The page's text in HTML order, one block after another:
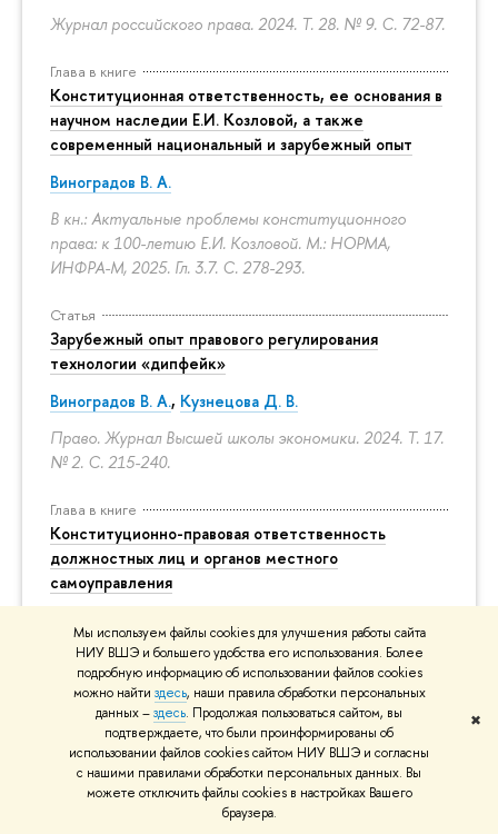
Мы используем файлы cookies для улучшения работы сайта
НИУ ВШЭ и большего удобства его использования. Более
подробную информацию об использовании файлов cookies
можно найти здесь, наши правила обработки персональных
данных –здесь. Продолжая пользоваться сайтом, вы
подтверждаете, что были проинформированы об
использовании файлов cookies сайтом НИУ ВШЭ и согласны
с нашими правилами обработки персональных данных. Вы
можете отключить файлы cookies в настройках Вашего
браузера.
✖
Журнал российского права. 2024. Т. 28. № 9. С. 72-87.
Глава в книге
Конституционная ответственность, ее основания в
научном наследии Е.И. Козловой, а также
современный национальный и зарубежный опыт
Виноградов В. А.
В кн.: Актуальные проблемы конституционного
права: к 100-летию Е.И. Козловой. М.: НОРМА,
ИНФРА-М, 2025. Гл. 3.7. С. 278-293.
Статья
Зарубежный опыт правового регулирования
технологии «дипфейк»
Виноградов В. А., Кузнецова Д. В.
Право. Журнал Высшей школы экономики. 2024. Т. 17.
№ 2. С. 215-240.
Глава в книге
Конституционно-правовая ответственность
должностных лиц и органов местного
самоуправления
В кн.: Муниципальное право. М.: Ай Пи Ар Медиа,
2024. Гл. 14. С. 409-429.
Книга
Конституционное право Российской
Федерации: практикум